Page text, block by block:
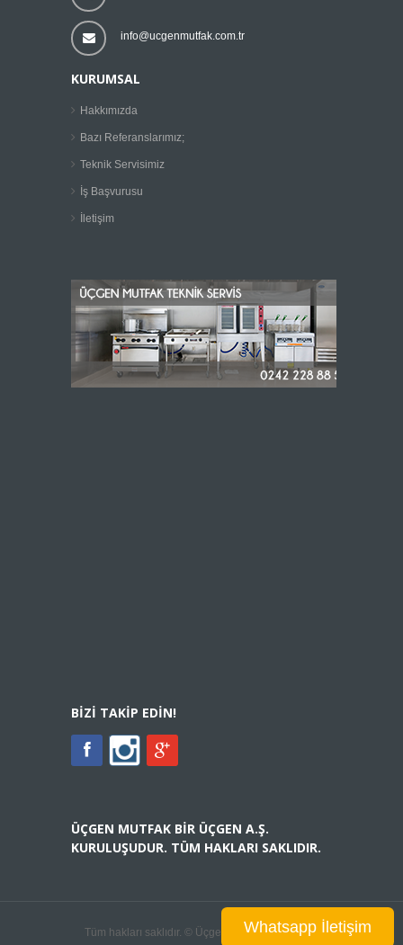
Whatsapp İletişim
info@ucgenmutfak.com.tr
KURUMSAL
Hakkımızda
Bazı Referanslarımız;
Teknik Servisimiz
İş Başvurusu
İletişim
BIZI TAKIP EDIN!
ÜÇGEN MUTFAK BIR ÜÇGEN A.Ş.
KURULUŞUDUR. TÜM HAKLARI SAKLIDIR.
Tüm hakları saklıdır. © Üçgen A.Ş., 2015.